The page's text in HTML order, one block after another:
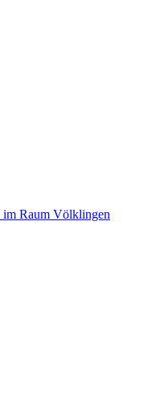
im Raum Völklingen